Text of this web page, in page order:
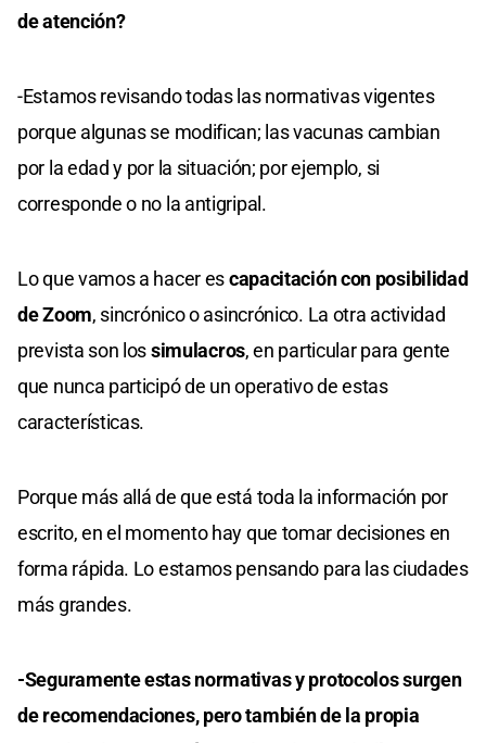
de atención?
-Estamos revisando todas las normativas vigentes
porque algunas se modifican; las vacunas cambian
por la edad y por la situación; por ejemplo, si
corresponde o no la antigripal.
Lo que vamos a hacer escapacitación con posibilidad
de Zoom, sincrónico o asincrónico. La otra actividad
prevista son lossimulacros, en particular para gente
que nunca participó de un operativo de estas
características.
Porque más allá de que está toda la información por
escrito, en el momento hay que tomar decisiones en
forma rápida. Lo estamos pensando para las ciudades
más grandes.
-Seguramente estas normativas y protocolos surgen
de recomendaciones, pero también de la propia